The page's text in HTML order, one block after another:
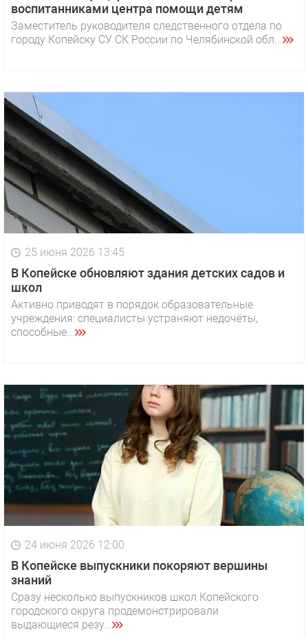
воспитанниками центра помощи детям
Заместитель руководителя следственного отдела по
городу Копейску СУ СК России по Челябинской обл...
25 июня 2026 13:45
В Копейске обновляют здания детских садов и
школ
Активно приводят в порядок образовательные
учреждения: специалисты устраняют недочёты,
способные...
24 июня 2026 12:00
В Копейске выпускники покоряют вершины
знаний
Сразу несколько выпускников школ Копейского
городского округа продемонстрировали
выдающиеся резу...